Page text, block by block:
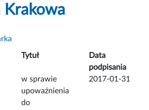
Krakowa
Tytuł
Data
podpisania
w sprawie
upoważnienia
do
2017-01-31